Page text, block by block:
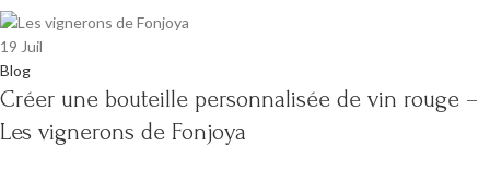
19 Juil
Blog
Créer une bouteille personnalisée de vin rouge –
Les vignerons de Fonjoya